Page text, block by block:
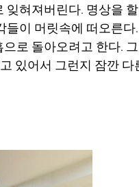
혀져버린다. 명상을
이 머릿속에 떠오른다
로 돌아오려고 한다.
있어서 그런지 잠깐 다